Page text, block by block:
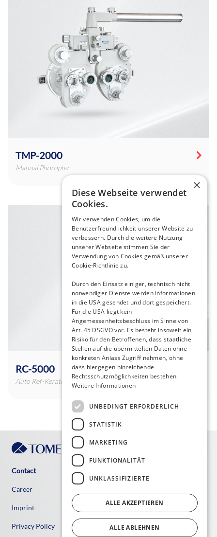
TMP-2000
Manual Phoropter
RC-5000
Auto Ref-Keratometer
Contact
Career
Imprint
Privacy Policy
×
Diese Webseite verwendet
Cookies.
Wir verwenden Cookies, um die
Benutzerfreundlichkeit unserer Website zu
verbessern. Durch die weitere Nutzung
unserer Webseite stimmen Sie der
Verwendung von Cookies gemäß unserer
Cookie-Richtlinie zu.
Durch den Einsatz einiger, technisch nicht
notwendiger Dienste werden Informationen
in die USA gesendet und dort gespeichert.
Für die USA liegt kein
Angemessenheitsbeschluss im Sinne von
Art. 45 DSGVO vor. Es besteht insoweit ein
Risiko für den Betroffenen, dass staatliche
Stellen auf die übermittelten Daten ohne
konkreten Anlass Zugriff nehmen, ohne
dass hiergegen hinreichende
Rechtsschutzmöglichkeiten bestehen.
Weitere Informationen
UNBEDINGT ERFORDERLICH
STATISTIK
MARKETING
FUNKTIONALITÄT
UNKLASSIFIZIERTE
ALLE AKZEPTIEREN
ALLE ABLEHNEN